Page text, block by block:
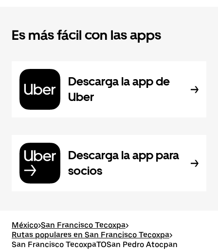
Es más fácil con las apps
Descarga la app de
Uber
Descarga la app para
socios
México>San Francisco Tecoxpa>
Rutas populares en San Francisco Tecoxpa>
San Francisco TecoxpaTOSan Pedro Atocpan